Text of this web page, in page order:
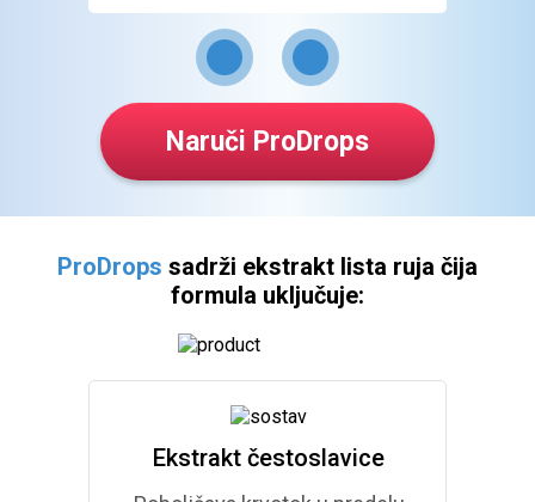
Naruči ProDrops
ProDrops sadrži ekstrakt lista ruja čija
formula uključuje:
Ekstrakt čestoslavice